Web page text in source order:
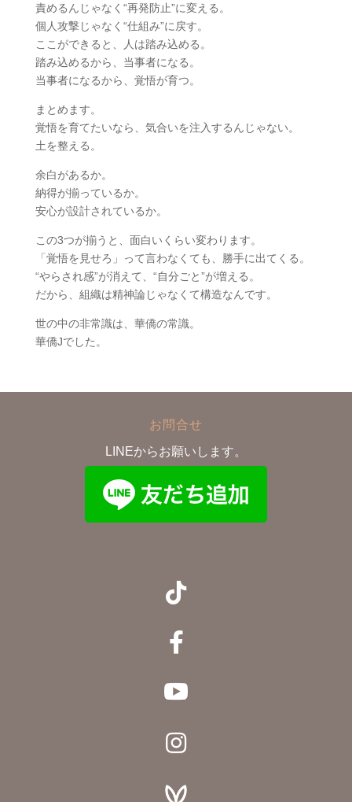
責めるんじゃなく“再発防止”に変える。
個人攻撃じゃなく“仕組み”に戻す。
ここができると、人は踏み込める。
踏み込めるから、当事者になる。
当事者になるから、覚悟が育つ。
まとめます。
覚悟を育てたいなら、気合いを注入するんじゃない。
土を整える。
余白があるか。
納得が揃っているか。
安心が設計されているか。
この3つが揃うと、面白いくらい変わります。
「覚悟を見せろ」って言わなくても、勝手に出てくる。
“やらされ感”が消えて、“自分ごと”が増える。
だから、組織は精神論じゃなくて構造なんです。
世の中の非常識は、華僑の常識。
華僑Jでした。
お問合せ
LINEからお願いします。



